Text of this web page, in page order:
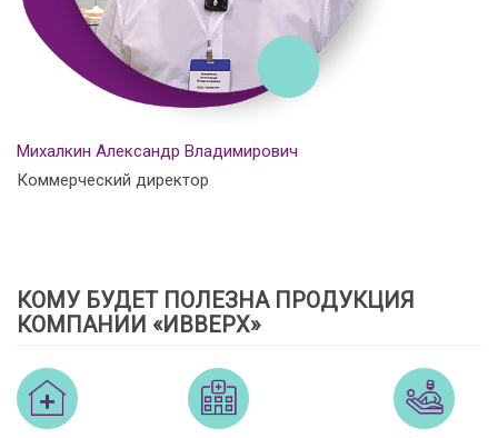
Михалкин Александр Владимирович
Коммерческий директор
КОМУ БУДЕТ ПОЛЕЗНА ПРОДУКЦИЯ
КОМПАНИИ «ИВВЕРХ»